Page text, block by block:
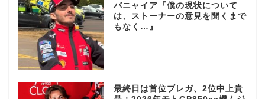
バニャイア『僕の現状について
は、ストーナーの意見を聞くまで
もなく…』
最終日は首位ブレガ、2位中上貴